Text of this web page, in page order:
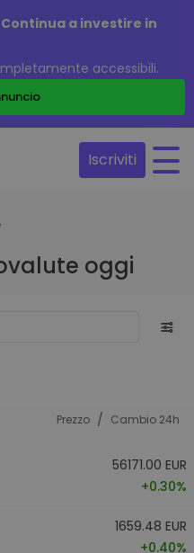
a investire in
accessibili.
Iscriviti
oggi
Prezzo / Cambio 24h
56171.00 EUR
+0.30%
1659.48 EUR
+0.40%